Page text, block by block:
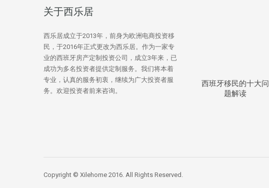
关于西乐居
西乐居成立于2013年，前身为欧洲电商投资移
民，于2016年正式更改为西乐居。作为一家专
业的西班牙房产定制投资公司，成立3年来，已
成功为多名投资者提供定制服务。我们将本着
专业，认真的服务初衷，继续为广大投资者服
务。欢迎投资者前来咨询。
西班牙移民的十大问
题解读
Copyright © Xilehome 2016. All Rights Reserved.